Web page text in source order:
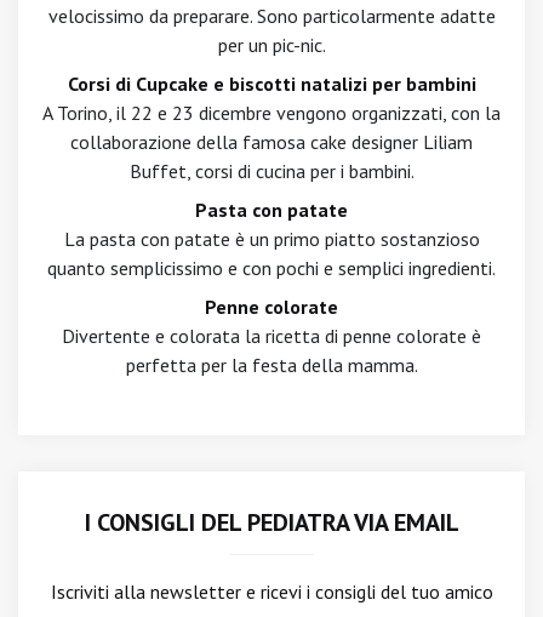
velocissimo da preparare. Sono particolarmente adatte
per un pic-nic.
Corsi di Cupcake e biscotti natalizi per bambini
A Torino, il 22 e 23 dicembre vengono organizzati, con la
collaborazione della famosa cake designer Liliam
Buffet, corsi di cucina per i bambini.
Pasta con patate
La pasta con patate è un primo piatto sostanzioso
quanto semplicissimo e con pochi e semplici ingredienti.
Penne colorate
Divertente e colorata la ricetta di penne colorate è
perfetta per la festa della mamma.
I CONSIGLI DEL PEDIATRA VIA EMAIL
Iscriviti alla newslettere ricevi i consigli del tuo amico